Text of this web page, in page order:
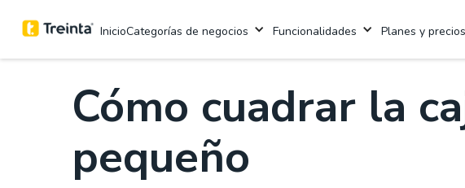
InicioCategorías de negocios Funcionalidades Planes y precios
Cómo cuadrar la
pequeño